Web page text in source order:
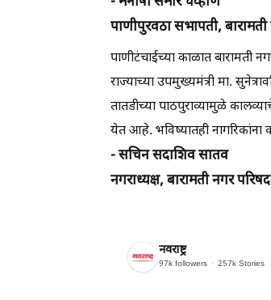
पाणीपुरवठा सभापती,
पाणीटंचाईच्या काळात बारामती
राज्याच्या उपमुख्यमंत्री मा.
तातडीच्या पाठपुराव्यामुळे
येत आहे. भविष्यातही
- सचिन सदाशिव सातव
नगराध्यक्ष, बारामती नगर
नवराष्ट्र
97k followers 257k Stories